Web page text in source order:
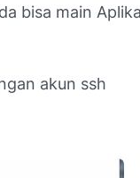
bisa main
akun ssh